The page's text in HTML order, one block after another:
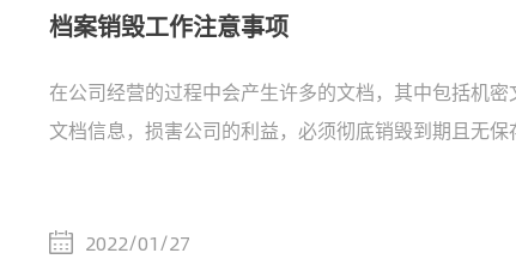
档案销毁工作注意事项
在公司经营的过程中会产生许多的文档，其中包括机
文档信息，损害公司的利益，必须彻底销毁到期且无保
2022/01/27